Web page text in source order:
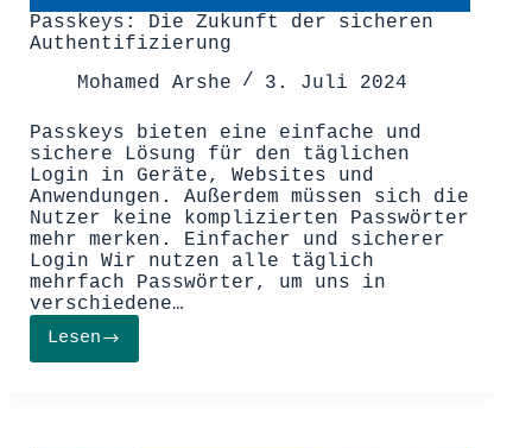
Passkeys: Die Zukunft der sicheren
Authentifizierung
Mohamed Arshe
3. Juli 2024
Passkeys bieten eine einfache und
sichere Lösung für den täglichen
Login in Geräte, Websites und
Anwendungen. Außerdem müssen sich die
Nutzer keine komplizierten Passwörter
mehr merken. Einfacher und sicherer
Login Wir nutzen alle täglich
mehrfach Passwörter, um uns in
verschiedene…
LesenPasskeys:
Die